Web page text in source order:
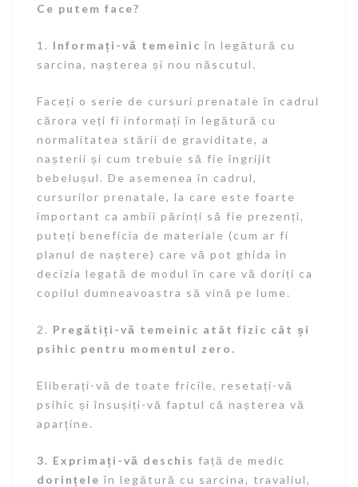
Ce putem face?
1. Informați-vă temeinic în legătură cu
sarcina, nașterea și nou născutul.
Faceți o serie de cursuri prenatale în cadrul
cărora veți fi informați în legătură cu
normalitatea stării de graviditate, a
nașterii și cum trebuie să fie îngrijit
bebelușul. De asemenea în cadrul,
cursurilor prenatale, la care este foarte
important ca ambii părinți să fie prezenți,
puteți beneficia de materiale (cum ar fi
planul de naștere) care vă pot ghida în
decizia legată de modul în care vă doriți ca
copilul dumneavoastra să vină pe lume.
2. Pregătiți-vă temeinic atât fizic cât și
psihic pentru momentul zero.
Eliberați-vă de toate fricile, resetați-vă
psihic și însușiți-vă faptul că nașterea vă
aparține.
3. Exprimați-vă deschis față de medic
dorințele în legătură cu sarcina, travaliul,